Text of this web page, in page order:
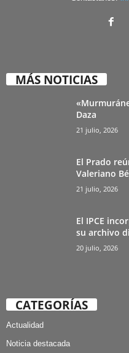
MÁS NOTICIAS
Daza
21 julio, 2026
El Prado
Valeriano
21 julio, 2026
El IPCE
su archivo
20 julio, 2026
CATEGORÍAS
Actualidad
Noticia destacada